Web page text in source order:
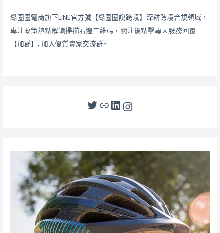
綠圈圈電商旗下LINE官方號【綠圈圈說跨境】深耕跨境合規領域，
專注政策熱點解讀掃描右邊二維碼，關注後點擊專人服務回覆
【加群】, 加入優質賣家交流群~